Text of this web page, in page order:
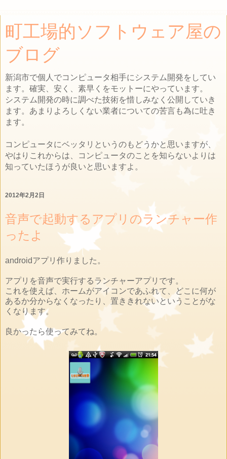
町工場的ソフトウェア屋の
ブログ
新潟市で個人でコンピュータ相手にシステム開発をしてい
ます。確実、安く、素早くをモットーにやっています。
システム開発の時に調べた技術を惜しみなく公開していき
ます。あまりよろしくない業者についての苦言も為に吐き
ます。
コンピュータにベッタリというのもどうかと思いますが、
やはりこれからは、コンピュータのことを知らないよりは
知っていたほうが良いと思いますよ。
2012年2月2日
音声で起動するアプリのランチャー作
ったよ
androidアプリ作りました。
アプリを音声で実行するランチャーアプリです。
これを使えば、ホームがアイコンであふれて、どこに何が
あるか分からなくなったり、置ききれないということがな
くなります。
良かったら使ってみてね。